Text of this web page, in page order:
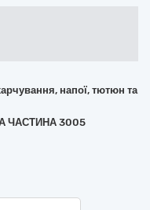
напої, тютюн та
ЧАСТИНА 3005